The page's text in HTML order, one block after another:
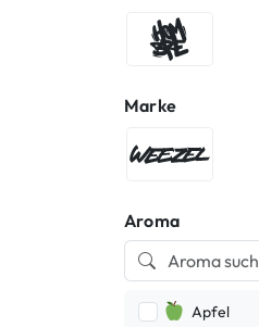
Hombre SUK
Marke
WEEZEL®
Aroma
Apfel